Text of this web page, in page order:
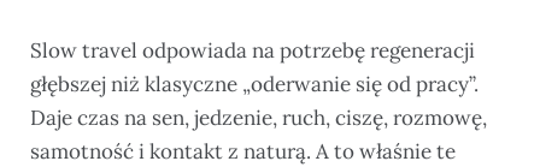
Slow travel odpowiada na potrzebę regeneracji
głębszej niż klasyczne „oderwanie się od pracy”.
Daje czas na sen, jedzenie, ruch, ciszę, rozmowę,
samotność i kontakt z naturą. A to właśnie te